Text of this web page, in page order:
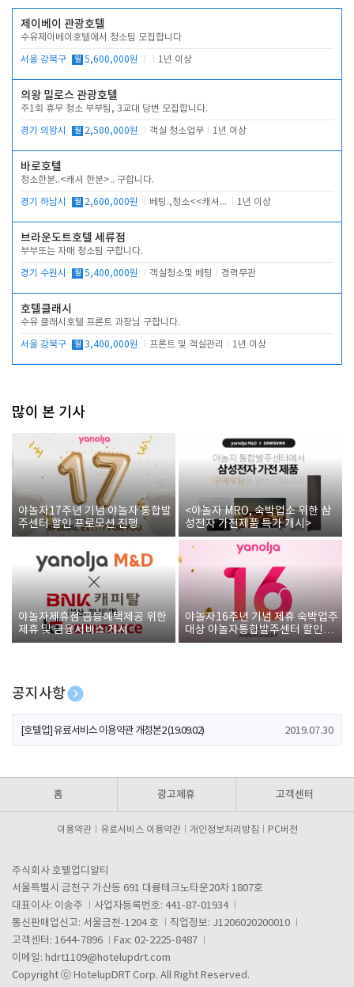
제이베이 관광호텔
수유제이베이호텔에서 청소팀 모집합니다
서울 강북구 월 5,600,000원 1년 이상
의왕 밀로스 관광호텔
주1회 휴무 청소 부부팀, 3교대 당번 모집합니다.
경기 의왕시 월 2,500,000원 객실 청소업무 1년 이상
바로호텔
청소한분..<캐셔 한분>.. 구합니다.
경기 하남시 월 2,600,000원 베팅.,청소<<캐셔 모셔봅니다. 1년 이상
브라운도트호텔 세류점
부부또는 자매 청소팀 구합니다.
경기 수원시 월 5,400,000원 객실청소및 베팅 경력무관
호텔클래시
수유 클래시호텔 프론트 과장님 구합니다.
서울 강북구 월 3,400,000원 프론트 및 객실관리 1년 이상
많이 본 기사
야놀자17주년 기념 야놀자 통합발
주센터 할인 프로모션 진행
<야놀자 MRO, 숙박업소 위한 삼
성전자 가전제품 특가 개시>
야놀자제휴점 금융혜택제공 위한
제휴 및 금융서비스 게시
야놀자16주년 기념 제휴 숙박업주
대상 야놀자통합발주센터 할인쿠
폰 증정
공지사항
[호텔업] 개인정보 처리방침 개정본1 (19.09.02)
[호텔업] 유료서비스 이용약관 개정본2 (19.09.02) 2019.07.30
홈 광고제휴 고객센터
이용약관 유료서비스 이용약관 개인정보처리방침 PC버전
주식회사 호텔업디알티
서울특별시 금천구 가산동 691 대륭테크노타운20차 1807호
대표이사: 이송주
사업자등록번호: 441-87-01934
통신판매업신고: 서울금천-1204 호
직업정보: J1206020200010
고객센터: 1644-7896
Fax: 02-2225-8487
이메일: hdrt1109@hotelupdrt.com
Copyright ⓒ HotelupDRT Corp. All Right Reserved.